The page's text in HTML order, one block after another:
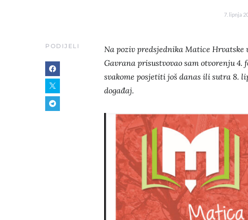
7. lipnja
PODIJELI
Na poziv predsjednika Matice
Gavrana prisustvovao sam otvorenju
svakome posjetiti još danas ili sutra
događaj.